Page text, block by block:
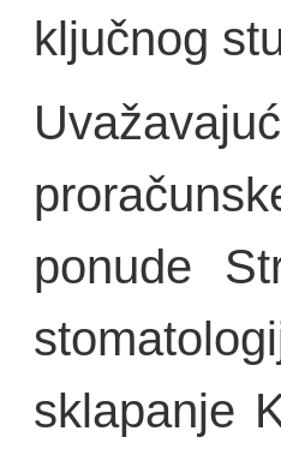
ključnog
ponude
sklapanje